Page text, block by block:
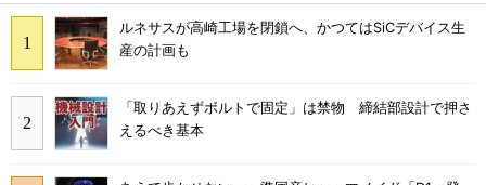
ルネサスが高崎工場を閉鎖へ、かつてはSiCデバイス生
産の計画も
「取りあえずボルトで固定」は禁物 締結部設計で押さ
えるべき基本